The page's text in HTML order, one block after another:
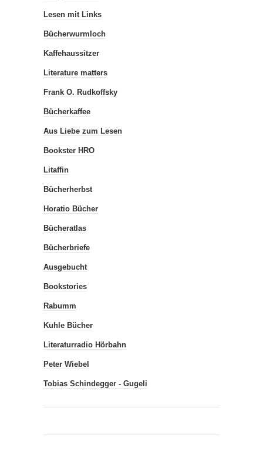
Lesen mit Links
Bücherwurmloch
Kaffehaussitzer
Literature matters
Frank O. Rudkoffsky
Bücherkaffee
Aus Liebe zum Lesen
Bookster HRO
Litaffin
Bücherherbst
Horatio Bücher
Bücheratlas
Bücherbriefe
Ausgebucht
Bookstories
Rabumm
Kuhle Bücher
Literaturradio Hörbahn
Peter Wiebel
Tobias Schindegger - Gugeli